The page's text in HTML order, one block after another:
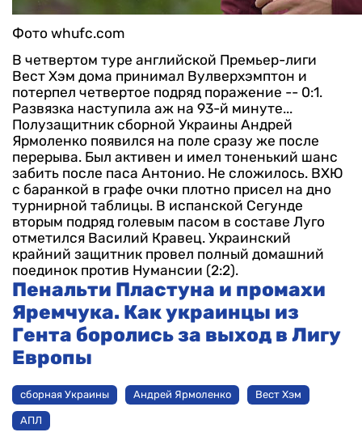
Фото whufc.com
В четвертом туре английской Премьер-лиги
Вест Хэм дома принимал Вулверхэмптон и
потерпел четвертое подряд поражение -- 0:1.
Развязка наступила аж на 93-й минуте...
Полузащитник сборной Украины Андрей
Ярмоленко появился на поле сразу же после
перерыва. Был активен и имел тоненький шанс
забить после паса Антонио. Не сложилось. ВХЮ
с баранкой в графе очки плотно присел на дно
турнирной таблицы. В испанской Сегунде
вторым подряд голевым пасом в составе Луго
отметился Василий Кравец. Украинский
крайний защитник провел полный домашний
поединок против Нумансии (2:2).
Пенальти Пластуна и промахи
Яремчука. Как украинцы из
Гента боролись за выход в Лигу
Европы
сборная Украины Андрей Ярмоленко Вест Хэм
АПЛ